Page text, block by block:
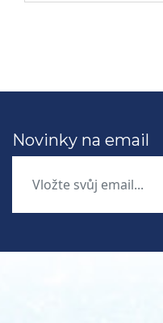
Novinky na email